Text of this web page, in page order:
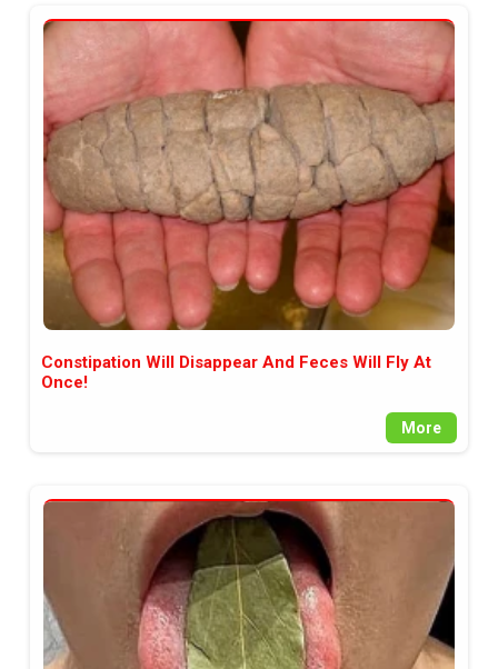
Constipation Will Disappear And Feces Will Fly At
Once!
More